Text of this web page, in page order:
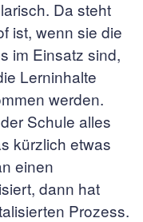
Da steht
ist, wenn sie die
im Einsatz sind,
Lerninhalte
werden.
Schule alles
kürzlich etwas
einen
dann hat
Prozess.